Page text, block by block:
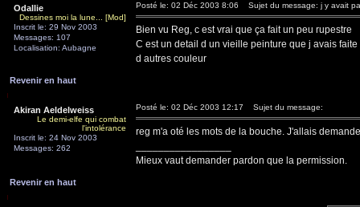
Odallie
Dessines moi la lune... [Mod]
Inscrit le: 29 Nov 2003
Messages: 107
Localisation: Aubagne
Posté le: 02 Déc 2003 8:06 Sujet du message: j y avait
Bien vu Reg, c est vrai que ça fait un peu rupestre
C est un detail d un vieille peinture que j avais
d autres couleur
Revenir en haut
Akiran Aeldelweiss
Le demi-elfe qui combat
l'intolérance
Inscrit le: 24 Nov 2003
Messages: 262
Posté le: 02 Déc 2003 12:17 Sujet du message:
reg m'a oté les mots de la bouche. J'allais
Mieux vaut demander pardon que la permission.
Revenir en haut